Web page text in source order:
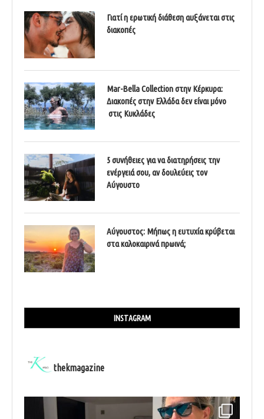
Γιατί η ερωτική διάθεση αυξάνεται στις
διακοπές
Mar-Bella Collection στην Κέρκυρα:
Διακοπές στην Ελλάδα δεν είναι μόνο
στις Κυκλάδες
5 συνήθειες για να διατηρήσεις την
ενέργειά σου, αν δουλεύεις τον
Αύγουστο
Αύγουστος: Μήπως η ευτυχία κρύβεται
στα καλοκαιρινά πρωινά;
INSTAGRAM
thekmagazine